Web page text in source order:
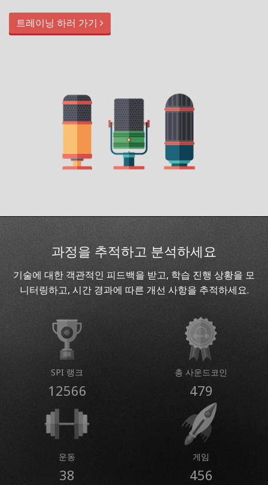
트레이닝 하러 가기
과정을 추적하고 분석하세요
기술에 대한 객관적인 피드백을 받고, 학습 진행 상황을 모
니터링하고, 시간 경과에 따른 개선 사항을 추적하세요.
SPI 랭크
12566
총 사운드코인
479
운동
38
게임
456